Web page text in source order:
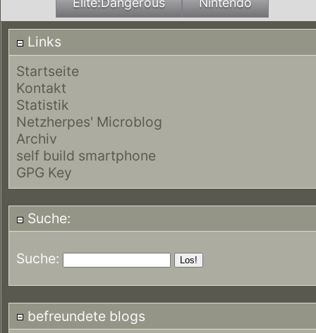
Links
Startseite
Kontakt
Statistik
Netzherpes' Microblog
Archiv
self build smartphone
GPG Key
Suche:
Suche:
befreundete blogs